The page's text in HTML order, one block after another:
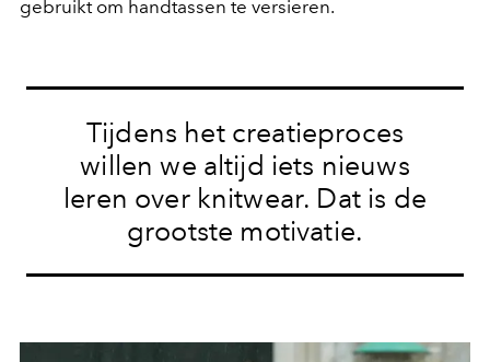
gebruikt om handtassen te versieren.
Tijdens het creatieproces
willen we altijd iets nieuws
leren over knitwear. Dat is de
grootste motivatie.